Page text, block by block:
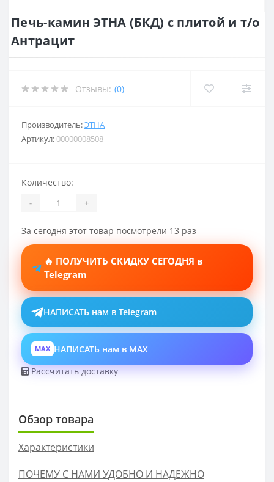
Печь-камин ЭТНА (БКД) с плитой и т/о
Антрацит
Отзывы: (0)
Производитель:ЭТНА
Артикул:00000008508
Количество:
- +
За сегодня этот товар посмотрели 13 раз
🔥 ПОЛУЧИТЬ СКИДКУ СЕГОДНЯ в
Telegram
НАПИСАТЬ нам в Telegram
MAX НАПИСАТЬ нам в MAX
Рассчитать доставку
Обзор товара
Характеристики
ПОЧЕМУ С НАМИ УДОБНО И НАДЕЖНО